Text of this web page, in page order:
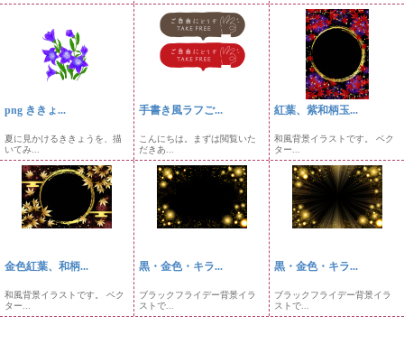
png ききょ...
夏に見かけるききょうを、描
いてみ...
手書き風ラフご...
こんにちは。まずは閲覧いた
だきあ...
紅葉、紫和柄玉...
和風背景イラストです。 ベク
ター...
金色紅葉、和柄...
和風背景イラストです。 ベク
ター...
黒・金色・キラ...
ブラックフライデー背景イラ
ストで...
黒・金色・キラ...
ブラックフライデー背景イラ
ストで...